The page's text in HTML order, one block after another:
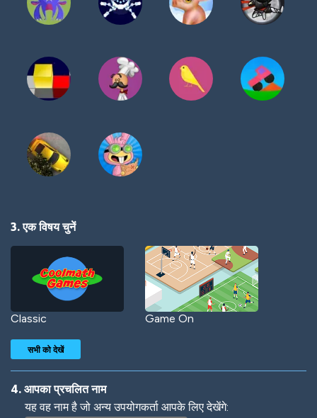
3. एक विषय चुनें
Classic Game On
सभी को देखें
4. आपका प्रचलित नाम
यह वह नाम है जो अन्य उपयोगकर्ता आपके लिए देखेंगे: